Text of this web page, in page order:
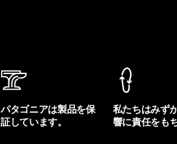
パタゴニアは製品を保
証しています。
私たちはみず
響に責任をも